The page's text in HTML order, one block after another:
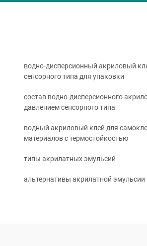
водно-дисперсионный акриловый
сенсорного типа для упаковки
состав водно-дисперсионного
давлением сенсорного типа
водный акриловый клей для
материалов с термостойкостью
типы акрилатных эмульсий
альтернативы акрилатной эмульсии